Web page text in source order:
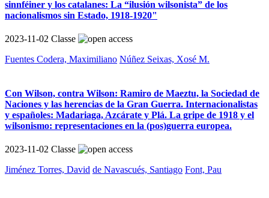
sinnféiner y los catalanes: La “ilusión wilsonista” de los
nacionalismos sin Estado, 1918-1920"
2023-11-02 Classe
Fuentes Codera, Maximiliano Núñez Seixas, Xosé M.
Con Wilson, contra Wilson: Ramiro de Maeztu, la Sociedad de
Naciones y las herencias de la Gran Guerra. Internacionalistas
y españoles: Madariaga, Azcárate y Plá. La gripe de 1918 y el
wilsonismo: representaciones en la (pos)guerra europea.
2023-11-02 Classe
Jiménez Torres, David de Navascués, Santiago Font, Pau